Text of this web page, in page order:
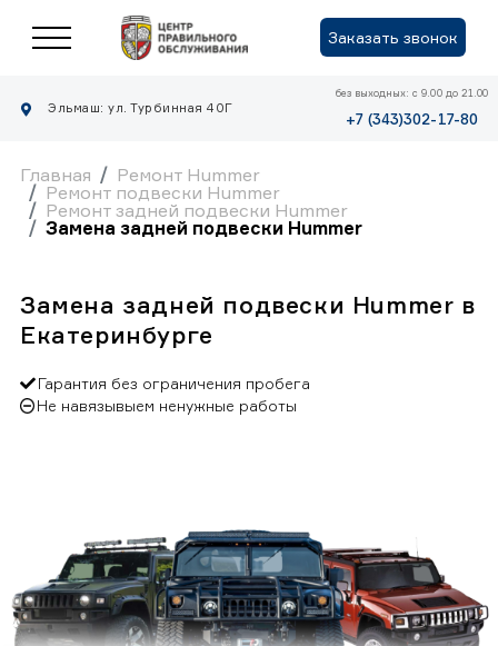
Заказать звонок
Эльмаш: ул. Турбинная 40Г
без выходных: с 9.00 до 21.00
+7 (343)302-17-80
Главная
Ремонт Hummer
Ремонт подвески Hummer
Ремонт задней подвески Hummer
Замена задней подвески Hummer
Замена задней подвески Hummer в
Екатеринбурге
Гарантия без ограничения пробега
Не навязывыем ненужные работы